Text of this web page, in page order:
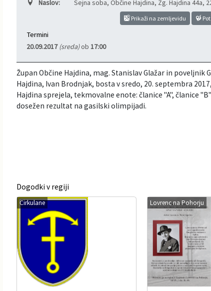
Naslov:
Sejna soba, Občine Hajdina, Zg. Hajdina 44a,
Prikaži na zemljevidu
Termini
20.09.2017(sreda)ob 17:00
Župan Občine Hajdina, mag. Stanislav Glažar in poveljnik
Hajdina, Ivan Brodnjak, bosta v sredo, 20. septembra
Hajdina sprejela, tekmovalne enote: članice "A", članice
dosežen rezultat na gasilski olimpijadi.
Dogodki v regiji
Cirkulane Lovrenc na Pohorju
Vizitka občine
Projekti in investicije
Občinski časopis Hajdinčan
Priznanja občine